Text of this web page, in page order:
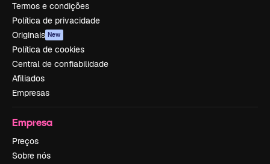
Termos e condições
Política de privacidade
Originais New
Política de cookies
Central de confiabilidade
Afiliados
Empresas
Empresa
Preços
Sobre nós